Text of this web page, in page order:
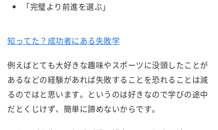
「完璧より前進を選ぶ」
知ってた？成功者にある失敗学
例えばとても大好きな趣味やスポーツに没頭したことが
あるなどの経験があれば失敗することを恐れることは減
るのではと思います。というのは好きなので学びの途中
だとくじけず、簡単に諦めないからです。